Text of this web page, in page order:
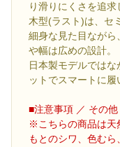
り滑りにくさを追求
木型(ラスト)は、セ
細身な見た目なが
や幅は広めの設計。
日本製モデルでは
ットでスマートに履
■注意事項 ／ その他
※こちらの商品は天
もとのシワ、色む